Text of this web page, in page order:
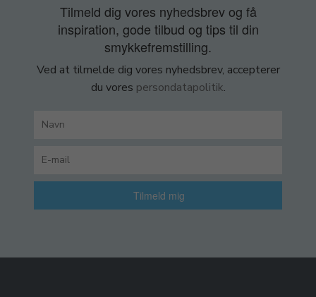
Tilmeld dig vores nyhedsbrev og få
inspiration, gode tilbud og tips til din
smykkefremstilling.
Ved at tilmelde dig vores nyhedsbrev, accepterer
du vores persondatapolitik.
Tilmeld mig